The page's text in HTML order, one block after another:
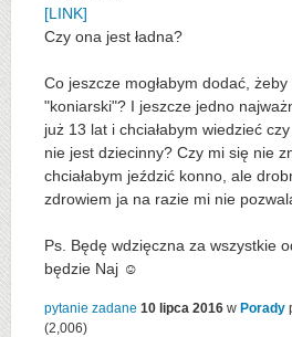
[LINK]
Czy ona jest ładna?
Co jeszcze mogłabym dodać, żeby
"koniarski"? I jeszcze jedno
już 13 lat i chciałabym wiedzieć
nie jest dziecinny? Czy mi się nie
chciałabym jeździć konno, ale
zdrowiem ja na razie mi nie
Ps. Będę wdzięczna za wszystkie
będzie Naj ☺
pytanie zadane 10 lipca 2016 w Porady
(2,006)